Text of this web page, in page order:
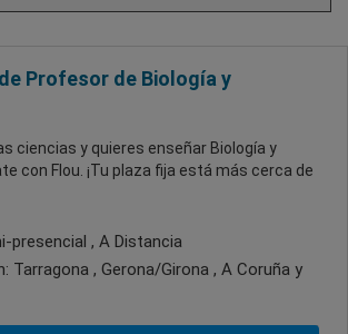
Profesor de Biología y
ciencias y quieres enseñar Biología y
con Flou. ¡Tu plaza fija está más cerca de
presencial , A Distancia
Tarragona , Gerona/Girona , A Coruña y